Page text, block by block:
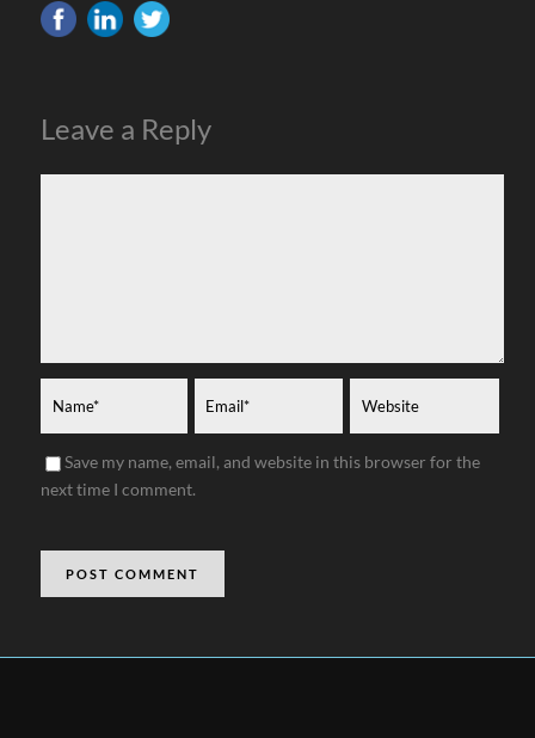
Leave a Reply
Save my name, email, and website in this browser for the
next time I comment.